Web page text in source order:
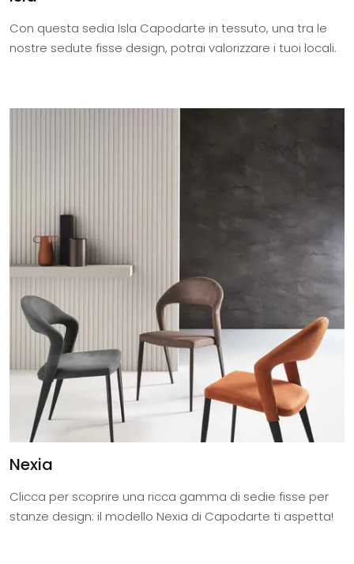
Con questa sedia Isla Capodarte in tessuto, una tra le
nostre sedute fisse design, potrai valorizzare i tuoi locali.
Nexia
Clicca per scoprire una ricca gamma di sedie fisse per
stanze design: il modello Nexia di Capodarte ti aspetta!